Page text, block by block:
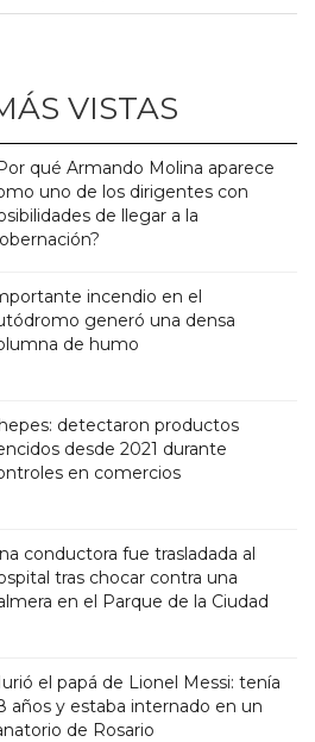
VISTAS
qué Armando Molina aparece
uno de los dirigentes con
de llegar a la
incendio en el
generó una densa
de humo
detectaron productos
desde 2021 durante
en comercios
conductora fue trasladada al
tras chocar contra una
en el Parque de la Ciudad
el papá de Lionel Messi: tenía
años y estaba internado en un
de Rosario